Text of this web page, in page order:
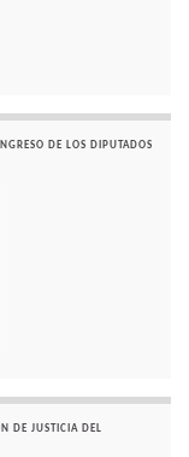
DE LOS DIPUTADOS
DE JUSTICIA DEL